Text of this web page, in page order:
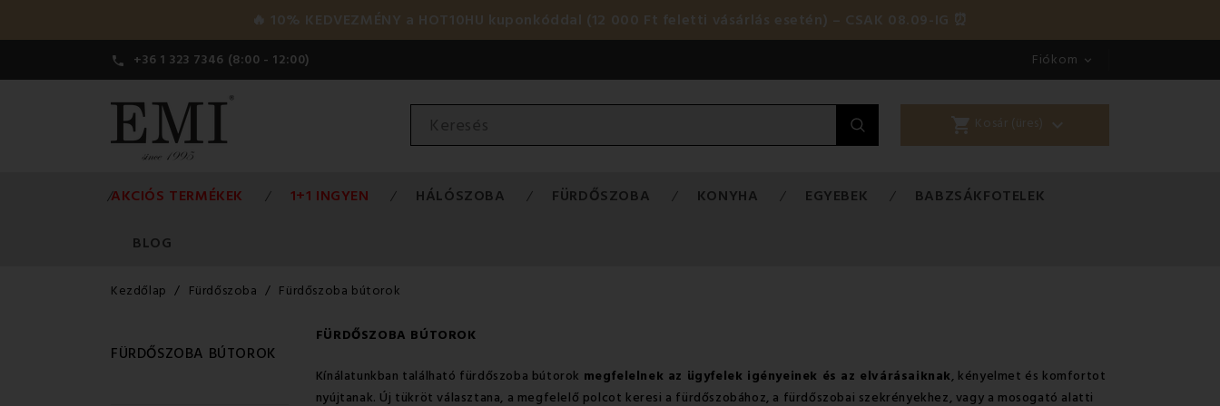
🔥 10% KEDVEZMÉNY a HOT10HU kuponkóddal (12 000 Ft feletti vásárlás esetén) – CSAK 08.09-IG ⏰
 +36 1 323 7346 (8:00 - 12:00) Fiókom 
shopping_cart Kosár (üres) 
AKCIÓS TERMÉKEK 1+1 INGYEN HÁLÓSZOBA FÜRDŐSZOBA KONYHA EGYEBEK BABZSÁKFOTELEK
BLOG
Kezdőlap Fürdőszoba Fürdőszoba bútorok
FÜRDŐSZOBA BÚTOROK
FÜRDŐSZOBA BÚTOROK
Kínálatunkban található fürdőszoba bútorok megfelelnek az ügyfelek igényeinek és az elvárásaiknak, kényelmet és komfortot
nyújtanak. Új tükröt választana, a megfelelő polcot keresi a fürdőszobához, a fürdőszobai szekrényekhez, vagy a mosogató alatti